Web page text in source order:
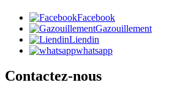
Facebook
Gazouillement
Liendin
whatsapp
Contactez-nous